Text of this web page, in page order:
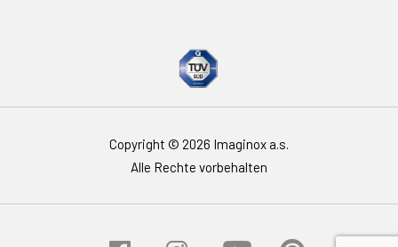
Copyright © 2026 Imaginox a.s.
Alle Rechte vorbehalten